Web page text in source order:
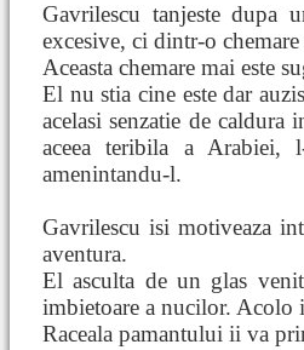
Gavrilescu tanjeste dupa
excesive, ci dintr-o
Aceasta chemare mai este
El nu stia cine este dar
acelasi senzatie de caldura
aceea teribila a
amenintandu-l.
Gavrilescu isi motiveaza
aventura.
El asculta de un glas
imbietoare a nucilor. Acolo
Raceala pamantului ii va